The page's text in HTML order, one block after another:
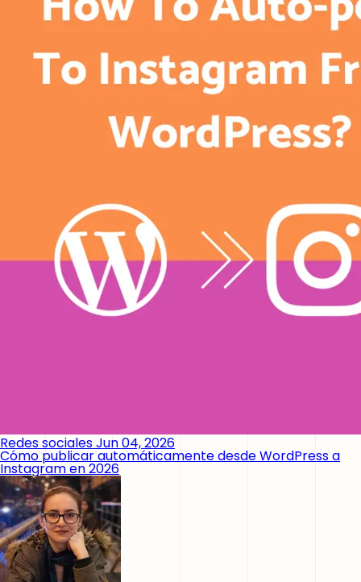
Redes socialesJun 04, 2026
Cómo publicar automáticamente desde WordPress a
Instagram en 2026